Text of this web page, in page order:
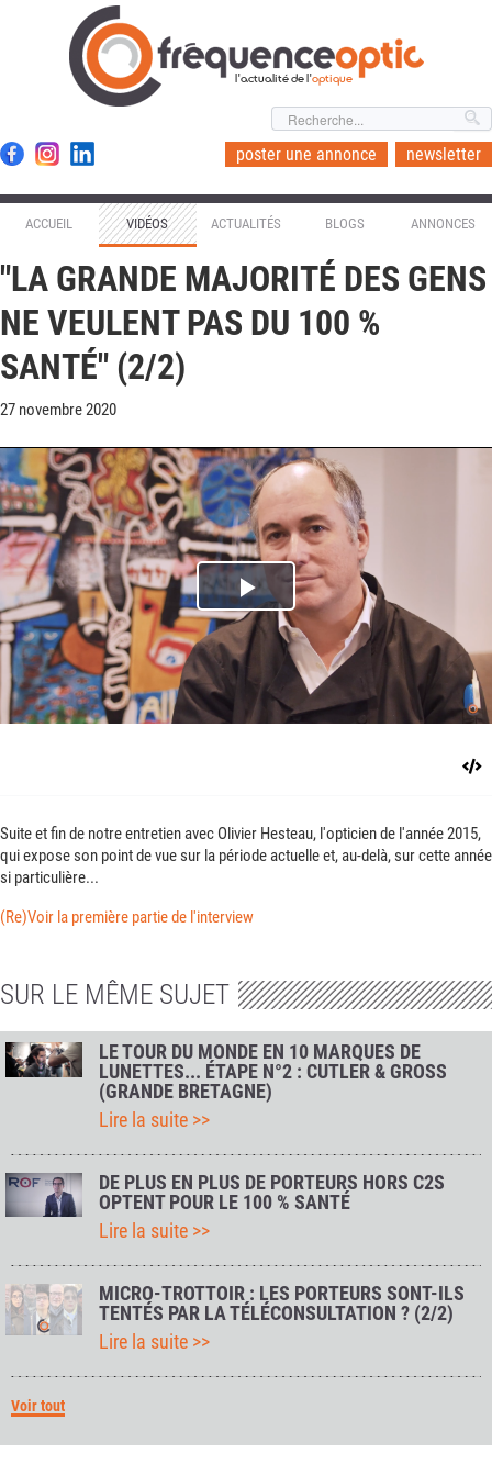
l'actualité de l'optique
poster une annonce newsletter
ACCUEIL VIDÉOS ACTUALITÉS BLOGS ANNONCES
"LA GRANDE MAJORITÉ DES GENS
NE VEULENT PAS DU 100 %
SANTÉ" (2/2)
27 novembre 2020
Play
Video
Suite et fin de notre entretien avec Olivier Hesteau, l'opticien de l'année 2015,
qui expose son point de vue sur la période actuelle et, au-delà, sur cette année
si particulière...
(Re)Voir la première partie de l'interview
SUR LE MÊME SUJET
LE TOUR DU MONDE EN 10 MARQUES DE
LUNETTES... ÉTAPE N°2 : CUTLER & GROSS
(GRANDE BRETAGNE)
Lire la suite >>
DE PLUS EN PLUS DE PORTEURS HORS C2S
OPTENT POUR LE 100 % SANTÉ
Lire la suite >>
MICRO-TROTTOIR : LES PORTEURS SONT-ILS
TENTÉS PAR LA TÉLÉCONSULTATION ? (2/2)
Lire la suite >>
Voir tout